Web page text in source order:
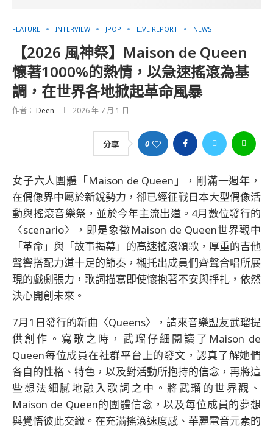
FEATURE INTERVIEW JPOP LIVE REPORT NEWS
【2026 風神祭】Maison de Queen
懷著1000%的熱情，以急速搖滾為基
調，在世界各地掀起革命風暴
作者： Deen 2026 年 7 月 1 日
分享 0
女子六人團體「Maison de Queen」，剛滿一週年，
在偶像界中屬於新銳勢力，卻已經征戰日本大型偶像活
動與搖滾音樂祭，並於今年主流出道。4月數位發行的
〈scenario〉，即是象徵Maison de Queen世界觀中
「革命」與「故事揭幕」的高速搖滾頌歌，厚重的吉他
聲響搭配力道十足的節奏，襯托出成員們齊聲合唱所展
現的戲劇張力，歌詞描寫即使懷抱著不安與掙扎，依然
決心開創未來。
7月1日發行的新曲〈Queens〉，請來音樂盟友武瑠提
供創作。寫歌之時，武瑠仔細閱讀了Maison de
Queen每位成員在社群平台上的發文，認真了解她們
各自的性格、特色，以及對活動所抱持的信念，再將這
些想法細膩地融入歌詞之中。將武瑠的世界觀、
Maison de Queen的團體信念，以及每位成員的夢想
與覺悟彼此交織。在充滿搖滾速度感、華麗電音元素的